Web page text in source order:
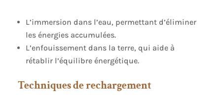
L’immersion dans l’eau, permettant d’éliminer
les énergies accumulées.
L’enfouissement dans la terre, qui aide à
rétablir l’équilibre énergétique.
Techniques de rechargement